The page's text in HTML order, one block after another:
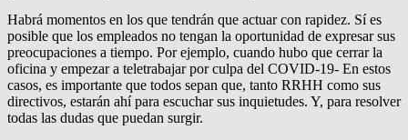
Habrá momentos en los que tendrán que actuar con rapidez. Sí es
posible que los empleados no tengan la oportunidad de expresar sus
preocupaciones a tiempo. Por ejemplo, cuando hubo que cerrar la
oficina y empezar a teletrabajar por culpa del COVID-19- En estos
casos, es importante que todos sepan que, tanto RRHH como sus
directivos, estarán ahí para escuchar sus inquietudes. Y, para resolver
todas las dudas que puedan surgir.